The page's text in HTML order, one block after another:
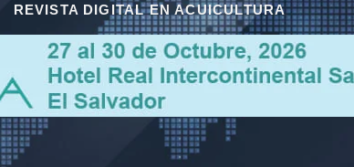
REVISTA DIGITAL EN ACUICULTURA